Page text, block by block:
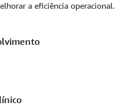
a eficiência operacional.